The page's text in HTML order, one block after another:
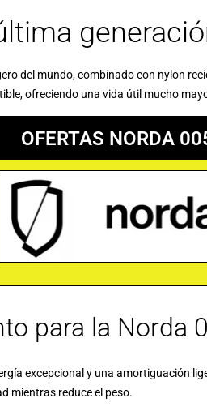
del mundo, combinado con nylon
ofreciendo una vida útil mucho
OFERTAS NORDA
para la Norda
excepcional y una amortiguación
mientras reduce el peso.